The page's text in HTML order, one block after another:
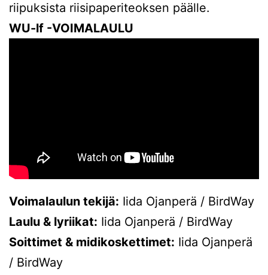
riipuksista riisipaperiteoksen päälle.
WU-lf -VOIMALAULU
Voimalaulun tekijä: Iida Ojanperä / BirdWay
Laulu & lyriikat: Iida Ojanperä / BirdWay
Soittimet & midikoskettimet: Iida Ojanperä
/ BirdWay